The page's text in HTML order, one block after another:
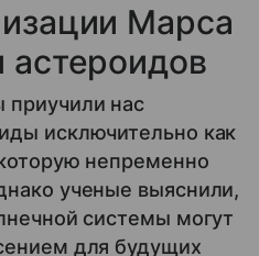
Марса
астероидов
приучили нас
исключительно как
непременно
ученые выяснили,
системы могут
для будущих